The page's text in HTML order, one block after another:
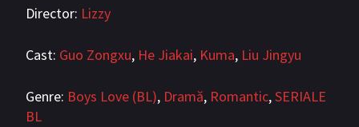
Director: Lizzy
Cast: Guo Zongxu, He Jiakai, Kuma, Liu Jingyu
Genre: Boys Love (BL), Dramă, Romantic,SERIALE
BL